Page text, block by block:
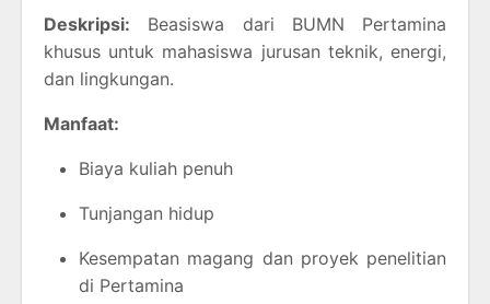
Deskripsi: Beasiswa dari BUMN Pertamina
khusus untuk mahasiswa jurusan teknik, energi,
dan lingkungan.
Manfaat:
Biaya kuliah penuh
Tunjangan hidup
Kesempatan magang dan proyek penelitian
di Pertamina